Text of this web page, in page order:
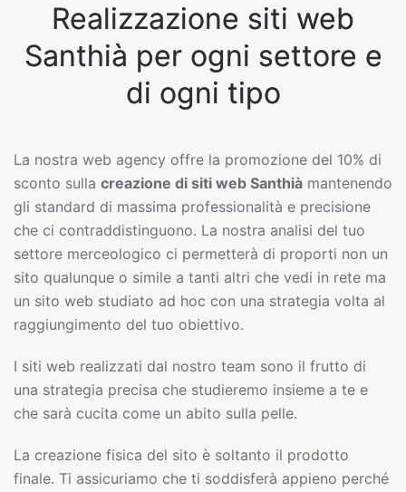
Realizzazione siti web
Santhià per ogni settore e
di ogni tipo
La nostra web agency offre la promozione del 10% di
sconto sulla creazione di siti web Santhià mantenendo
gli standard di massima professionalità e precisione
che ci contraddistinguono. La nostra analisi del tuo
settore merceologico ci permetterà di proporti non un
sito qualunque o simile a tanti altri che vedi in rete ma
un sito web studiato ad hoc con una strategia volta al
raggiungimento del tuo obiettivo.
I siti web realizzati dal nostro team sono il frutto di
una strategia precisa che studieremo insieme a te e
che sarà cucita come un abito sulla pelle.
La creazione fisica del sito è soltanto il prodotto
finale. Ti assicuriamo che ti soddisferà appieno perché